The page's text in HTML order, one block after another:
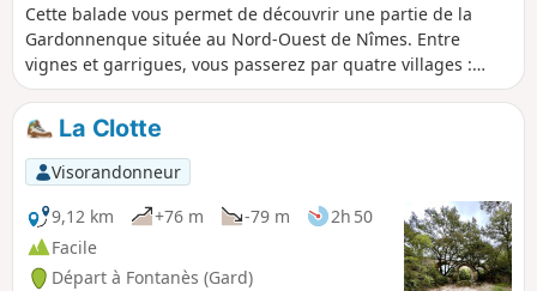
Cette balade vous permet de découvrir une partie de la
Gardonnenque située au Nord-Ouest de Nîmes. Entre
vignes et garrigues, vous passerez par quatre villages :
Saint-Mamert, Parignargues, Gajan et Fons. Sur les
hauteurs des collines, par temps clair, au niveau du moulin
de Saint-Mamert, vous pourrez apercevoir un panorama à
180°, du Pic Saint-Loup au Mont Bouquet, en passant par le
Mont Aigual et le Mont Lozère. Au premier plan, le massif
des bois des Leins.
La Clotte
Visorandonneur
9,12 km
+76 m -79 m
2h 50
Facile
Départ à Fontanès (Gard)